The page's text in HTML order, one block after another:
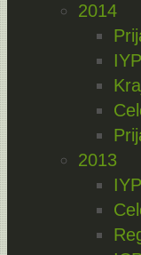
2014
2013